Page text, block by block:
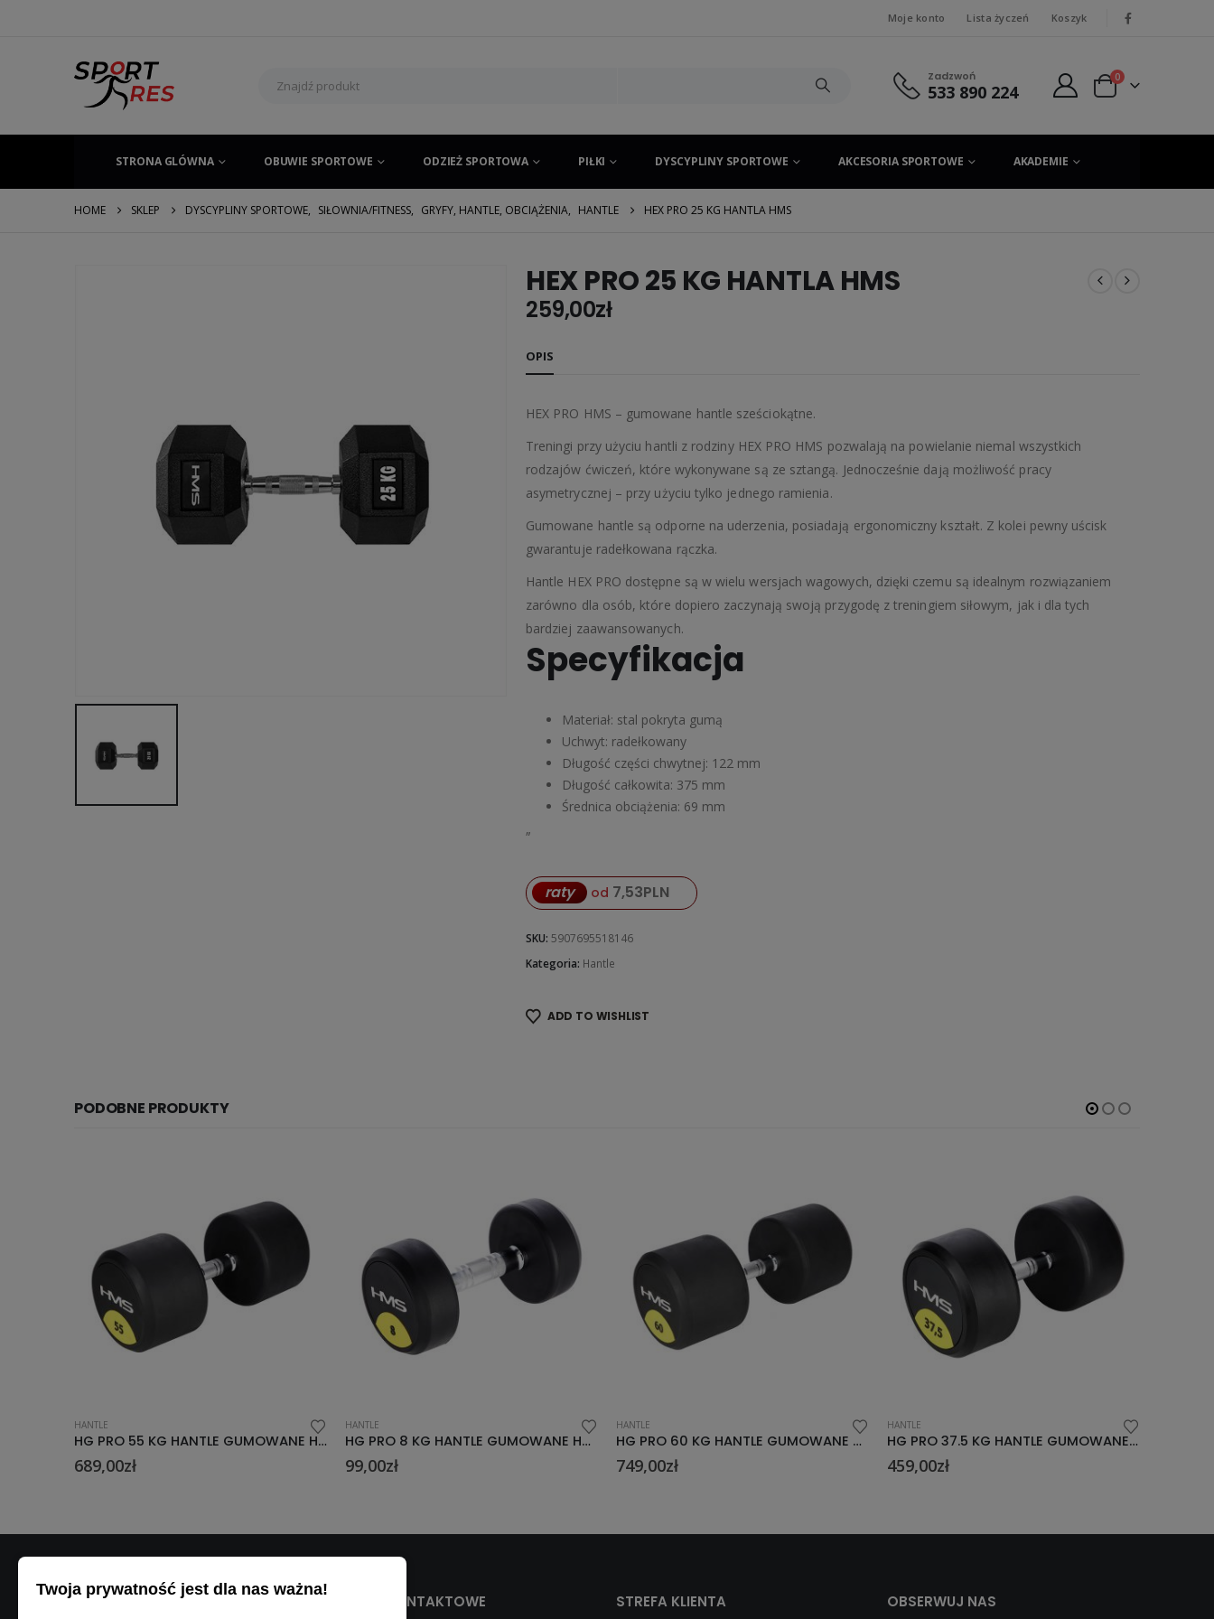
Moje konto Lista życzeń Koszyk
Zadzwoń
533 890 224
0
STRONA GLÓWNA OBUWIE SPORTOWE ODZIEŻ SPORTOWA PIŁKI DYSCYPLINY SPORTOWE AKCESORIA SPORTOWE AKADEMIE
HOME SKLEP DYSCYPLINY SPORTOWE, SIŁOWNIA/FITNESS, GRYFY, HANTLE, OBCIĄŻENIA, HANTLE HEX PRO 25 KG HANTLA HMS
HEX PRO 25 KG HANTLA HMS
259,00zł
OPIS
HEX PRO HMS – gumowane hantle sześciokątne.
Treningi przy użyciu hantli z rodziny HEX PRO HMS pozwalają na powielanie niemal wszystkich
rodzajów ćwiczeń, które wykonywane są ze sztangą. Jednocześnie dają możliwość pracy
asymetrycznej – przy użyciu tylko jednego ramienia.
Gumowane hantle są odporne na uderzenia, posiadają ergonomiczny kształt. Z kolei pewny uścisk
gwarantuje radełkowana rączka.
Hantle HEX PRO dostępne są w wielu wersjach wagowych, dzięki czemu są idealnym rozwiązaniem
zarówno dla osób, które dopiero zaczynają swoją przygodę z treningiem siłowym, jak i dla tych
bardziej zaawansowanych.
Specyfikacja
Materiał: stal pokryta gumą
Uchwyt: radełkowany
Długość części chwytnej: 122 mm
Długość całkowita: 375 mm
Średnica obciążenia: 69 mm
„
raty od 7,53PLN
SKU: 5907695518146
Kategoria: Hantle
ADD TO WISHLIST
PODOBNE PRODUKTY
HG PRO 55 KG HANTLE GUMOWANE HMS HG PRO 8 KG HANTLE GUMOWANE HMS
99,00
HG PRO 60 KG HANTLE GUMOWANE HMS
749,00
HG PRO 37.5 KG HANTLE GUMOWANE HMS
459,00 549,00
DANE KONTAKTOWE STREFA KLIENTA OBSERWUJ NAS
Twoja prywatność jest dla nas ważna!